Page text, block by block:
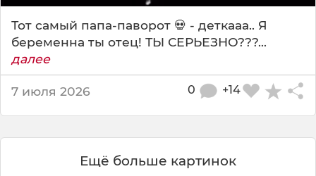
Тот самый папа-паворот 💀 - деткааа.. Я
беременна ты отец! ТЫ СЕРЬЕЗНО???...
далее
7 июля 2026 +14
0
Ещё больше картинок